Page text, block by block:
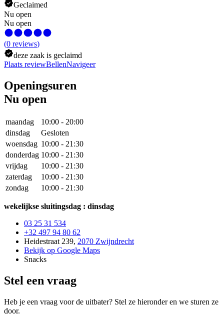
Geclaimed
Nu open
Nu open
(0 reviews)
deze zaak is geclaimd
Plaats reviewBellenNavigeer
Openingsuren
Nu open
maandag 10:00 - 20:00
dinsdag
Gesloten
woensdag 10:00 - 21:30
donderdag 10:00 - 21:30
vrijdag
10:00 - 21:30
zaterdag
10:00 - 21:30
zondag
10:00 - 21:30
wekelijkse sluitingsdag : dinsdag
03 25 31 534
+32 497 94 80 62
Heidestraat 239, 2070 Zwijndrecht
Bekijk op Google Maps
Snacks
Stel een vraag
Heb je een vraag voor de uitbater? Stel ze hieronder en we sturen ze
door.